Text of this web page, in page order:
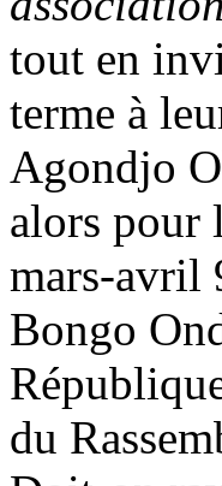
tout en
terme à
Agondjo
alors pour
mars-avril
Bongo
du